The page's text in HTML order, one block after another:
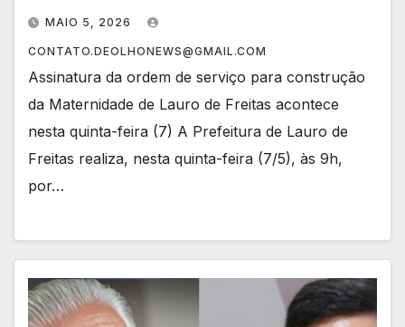
MAIO 5, 2026
CONTATO.DEOLHONEWS@GMAIL.COM
Assinatura da ordem de serviço para construção
da Maternidade de Lauro de Freitas acontece
nesta quinta-feira (7) A Prefeitura de Lauro de
Freitas realiza, nesta quinta-feira (7/5), às 9h,
por…